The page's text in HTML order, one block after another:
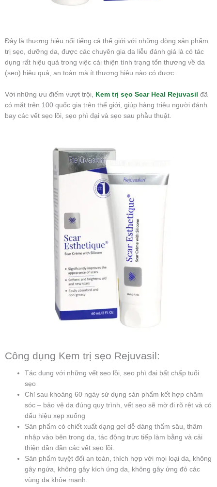
Đây là thương hiệu nổi tiếng cả thế giới với những dòng sản phẩm
trị sẹo, dưỡng da, được các chuyên gia da liễu đánh giá là có tác
dụng rất hiệu quả trong việc cải thiện tình trạng tổn thương về da
(sẹo) hiệu quả, an toàn mà ít thương hiệu nào có được.
Với những ưu điểm vượt trội, Kem trị sẹo Scar Heal Rejuvasil đã
có mặt trên 100 quốc gia trên thế giới, giúp hàng triệu người đánh
bay các vết sẹo lồi, sẹo phì đại và sẹo sau phẫu thuật.
Công dụng Kem trị sẹo Rejuvasil:
Tác dụng với những vết sẹo lồi, sẹo phì đại bất chấp tuổi
sẹo
Chỉ sau khoảng 60 ngày sử dụng sản phẩm kết hợp chăm
sóc – bảo vệ da đúng quy trình, vết sẹo sẽ mờ đi rõ rệt và có
dấu hiệu xẹp xuống
Sản phẩm có chiết xuất dạng gel dễ dàng thấm sâu, thâm
nhập vào bên trong da, tác động trực tiếp làm bằng và cải
thiện dần dần các vết sẹo lồi.
Sản phẩm tuyệt đối an toàn, thích hợp với mọi loại da, không
gây ngứa, không gây kích ứng da, không gây ửng đỏ các
vùng da khỏe mạnh.